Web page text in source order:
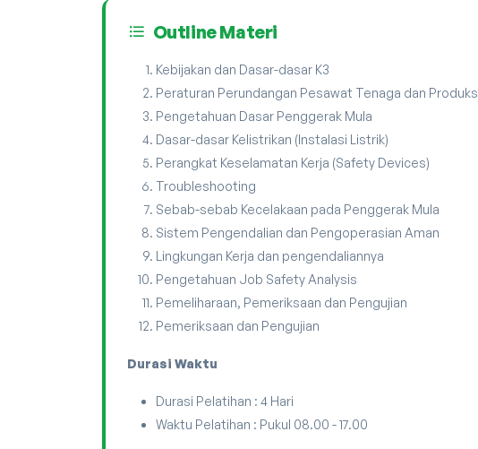
Outline Materi
Kebijakan dan Dasar-dasar K3
Peraturan Perundangan Pesawat Tenaga dan
Pengetahuan Dasar Penggerak Mula
Dasar-dasar Kelistrikan (Instalasi Listrik)
Perangkat Keselamatan Kerja (Safety Devices)
Troubleshooting
Sebab-sebab Kecelakaan pada Penggerak Mula
Sistem Pengendalian dan Pengoperasian Aman
Lingkungan Kerja dan pengendaliannya
Pengetahuan Job Safety Analysis
Pemeliharaan, Pemeriksaan dan Pengujian
Pemeriksaan dan Pengujian
Durasi Waktu
Durasi Pelatihan : 4 Hari
Waktu Pelatihan : Pukul 08.00 - 17.00